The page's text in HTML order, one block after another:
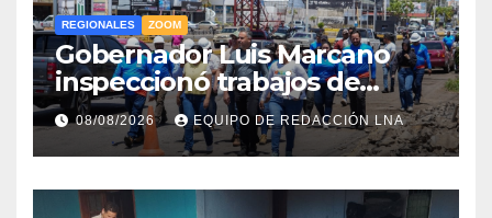
REGIONALES ZOOM
Gobernador Luis Marcano
inspeccionó trabajos de
rehabilitación en al Av.
Intercomunal
08/08/2026 EQUIPO DE REDACCIÓN LNA